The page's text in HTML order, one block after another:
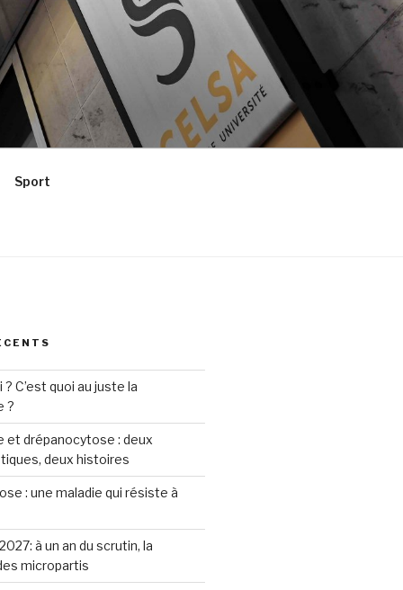
Sport
C’est quoi au juste la
?
et drépanocytose : deux
deux histoires
: une maladie qui résiste à
à un an du scrutin, la
micropartis